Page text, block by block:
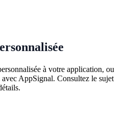
à votre application, ou
AppSignal. Consultez le sujet